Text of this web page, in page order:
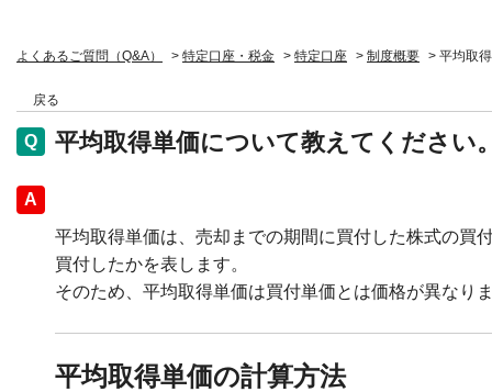
よくあるご質問（Q&A） > 特定口座・税金 > 特定口座 > 制度概要 > 平均取
戻る
平均取得単価について教えてください
回答
平均取得単価は、売却までの期間に買付した株式の買
買付したかを表します。
そのため、平均取得単価は買付単価とは価格が異なり
平均取得単価の計算方法